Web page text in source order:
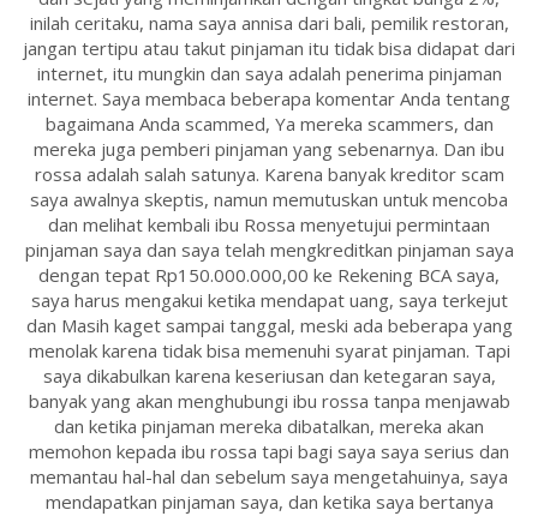
inilah ceritaku, nama saya annisa dari bali, pemilik restoran,
jangan tertipu atau takut pinjaman itu tidak bisa didapat dari
internet, itu mungkin dan saya adalah penerima pinjaman
internet. Saya membaca beberapa komentar Anda tentang
bagaimana Anda scammed, Ya mereka scammers, dan
mereka juga pemberi pinjaman yang sebenarnya. Dan ibu
rossa adalah salah satunya. Karena banyak kreditor scam
saya awalnya skeptis, namun memutuskan untuk mencoba
dan melihat kembali ibu Rossa menyetujui permintaan
pinjaman saya dan saya telah mengkreditkan pinjaman saya
dengan tepat Rp150.000.000,00 ke Rekening BCA saya,
saya harus mengakui ketika mendapat uang, saya terkejut
dan Masih kaget sampai tanggal, meski ada beberapa yang
menolak karena tidak bisa memenuhi syarat pinjaman. Tapi
saya dikabulkan karena keseriusan dan ketegaran saya,
banyak yang akan menghubungi ibu rossa tanpa menjawab
dan ketika pinjaman mereka dibatalkan, mereka akan
memohon kepada ibu rossa tapi bagi saya saya serius dan
memantau hal-hal dan sebelum saya mengetahuinya, saya
mendapatkan pinjaman saya, dan ketika saya bertanya